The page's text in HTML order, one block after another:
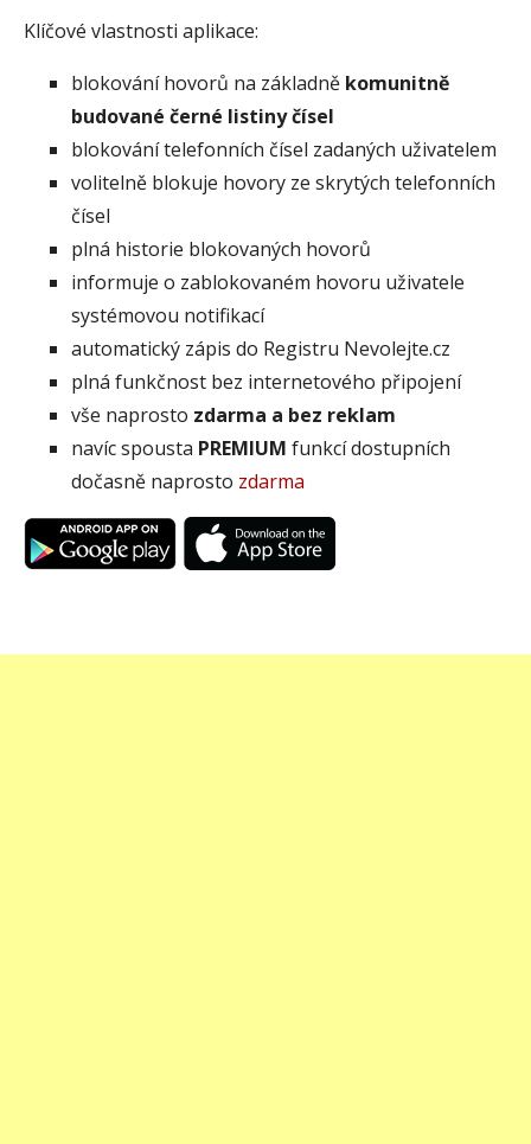
Klíčové vlastnosti aplikace:
blokování hovorů na základně komunitně
budované černé listiny čísel
blokování telefonních čísel zadaných uživatelem
volitelně blokuje hovory ze skrytých telefonních
čísel
plná historie blokovaných hovorů
informuje o zablokovaném hovoru uživatele
systémovou notifikací
automatický zápis do Registru Nevolejte.cz
plná funkčnost bez internetového připojení
vše naprosto zdarma a bez reklam
navíc spousta PREMIUM funkcí dostupních
dočasně naprosto zdarma